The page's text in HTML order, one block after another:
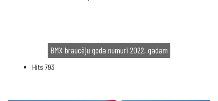
BMX braucēju goda numuri 2022. gadam
Hits 793